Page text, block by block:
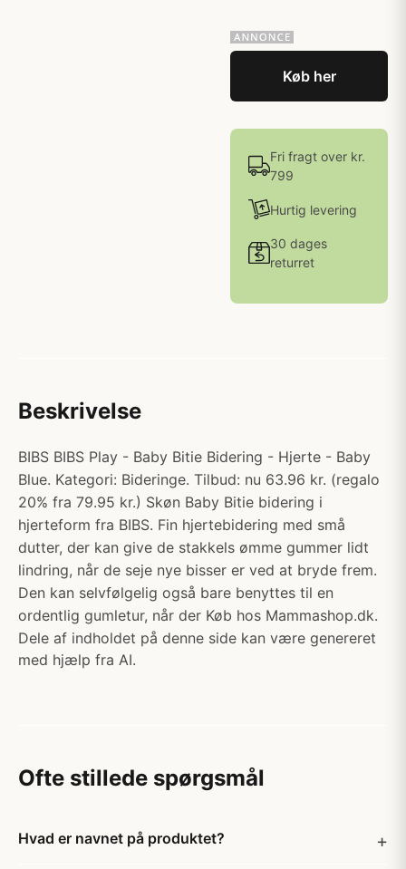
Køb her
Fri fragt over kr.
799
Hurtig levering
30 dages
returret
Beskrivelse
BIBS BIBS Play - Baby Bitie Bidering - Hjerte - Baby
Blue. Kategori: Bideringe. Tilbud: nu 63.96 kr. (regalo
20% fra 79.95 kr.) Skøn Baby Bitie bidering i
hjerteform fra BIBS. Fin hjertebidering med små
dutter, der kan give de stakkels ømme gummer lidt
lindring, når de seje nye bisser er ved at bryde frem.
Den kan selvfølgelig også bare benyttes til en
ordentlig gumletur, når der Køb hos Mammashop.dk.
Dele af indholdet på denne side kan være genereret
med hjælp fra AI.
Ofte stillede spørgsmål
Hvad er navnet på produktet?